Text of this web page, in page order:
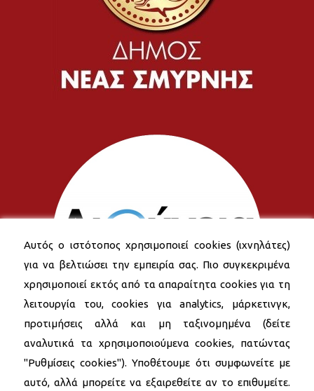
Αυτός ο ιστότοπος χρησιμοποιεί cookies (ιχνηλάτες)
για να βελτιώσει την εμπειρία σας. Πιο συγκεκριμένα
χρησιμοποιεί εκτός από τα απαραίτητα cookies για τη
λειτουργία του, cookies για analytics, μάρκετινγκ,
προτιμήσεις αλλά και μη ταξινομημένα (δείτε
αναλυτικά τα χρησιμοποιούμενα cookies, πατώντας
"Ρυθμίσεις cookies"). Υποθέτουμε ότι συμφωνείτε με
αυτό, αλλά μπορείτε να εξαιρεθείτε αν το επιθυμείτε.